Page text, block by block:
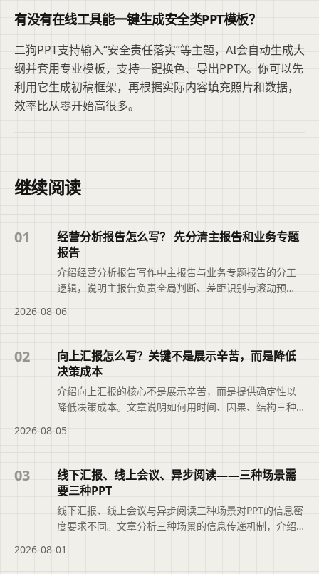
有没有在线工具能一键生成安全类PPT模板？
二狗PPT支持输入“安全责任落实”等主题，AI会自动生成大
纲并套用专业模板，支持一键换色、导出PPTX。你可以先
利用它生成初稿框架，再根据实际内容填充照片和数据，
效率比从零开始高很多。
继续阅读
01
经营分析报告怎么写？ 先分清主报告和业务专题
报告
介绍经营分析报告写作中主报告与业务专题报告的分工
逻辑，说明主报告负责全局判断、差距识别与滚动预
助避免数据堆砌与内容重复，推动报告从现象描述转向
快速了解页面主题、主要内容与适用场景，再进入文章
查看完整信息。
2026-08-06
02
向上汇报怎么写？关键不是展示辛苦，而是降低
决策成本
介绍向上汇报的核心不是展示辛苦，而是提供确定性以
降低决策成本。文章说明如何用时间、因果、结构三种
将分散材料整理成结构化初稿，帮助管理者快速判断、
解页面主题、主要内容与适用场景，再进入文章查看完
整信息。
2026-08-05
03
线下汇报、线上会议、异步阅读——三种场景需
要三种PPT
线下汇报、线上会议与异步阅读三种场景对PPT的信息密
度要求不同。文章分析三种场景的信息传递机制，介绍
内容密度，并说明基于同一份大纲快速适配不同场景的
2026-08-01